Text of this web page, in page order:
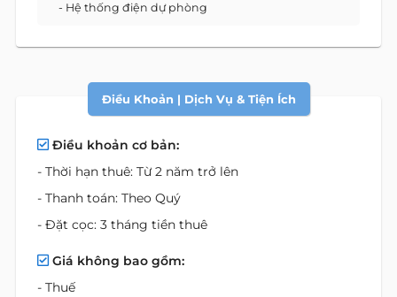
- Hệ thống điện dự phòng
Điều Khoản | Dịch Vụ & Tiện Ích
Điều khoản cơ bản:
- Thời hạn thuê: Từ 2 năm trở lên
- Thanh toán: Theo Quý
- Đặt cọc: 3 tháng tiền thuê
Giá không bao gồm:
- Thuế